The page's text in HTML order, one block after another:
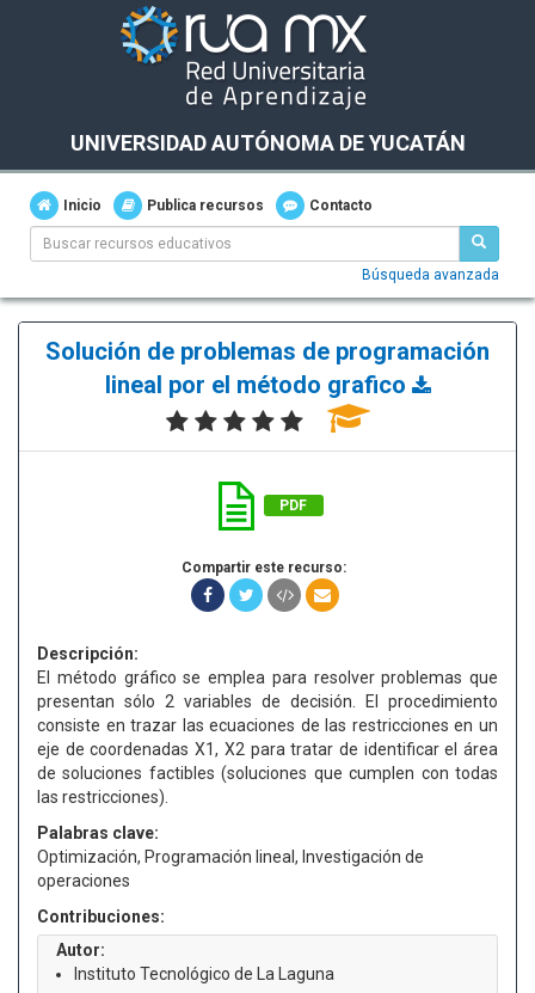
UNIVERSIDAD AUTÓNOMA DE YUCATÁN
Inicio Publica recursos Contacto
Búsqueda avanzada
Solución de problemas de programación
lineal por el método grafico
PDF
Compartir este recurso:
Descripción:
El método gráfico se emplea para resolver problemas que
presentan sólo 2 variables de decisión. El procedimiento
consiste en trazar las ecuaciones de las restricciones en un
eje de coordenadas X1, X2 para tratar de identificar el área
de soluciones factibles (soluciones que cumplen con todas
las restricciones).
Palabras clave:
Optimización, Programación lineal, Investigación de
operaciones
Contribuciones:
Autor:
Instituto Tecnológico de La Laguna